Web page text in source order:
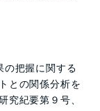
の把握に関する
との関係分析を
究紀要第９号、